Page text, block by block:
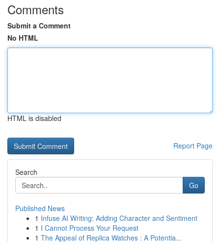
Comments
Submit a Comment
No HTML
HTML is disabled
Report Page
Search
Go
Published News
1 Infuse AI Writing: Adding Character and Sentiment
1 I Cannot Process Your Request
1 The Appeal of Replica Watches : A Potentia...